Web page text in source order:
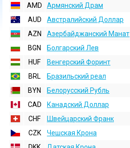
AMD
Армянский Драм
AUD
Австралийский Доллар
AZN
Азербайджанский Манат
BGN
Болгарский Лев
HUF
Венгерский Форинт
BRL
Бразильский реал
BYN
Белорусский Рубль
CAD
Канадский Доллар
CHF
Швейцарский Франк
CZK
Чешская Крона